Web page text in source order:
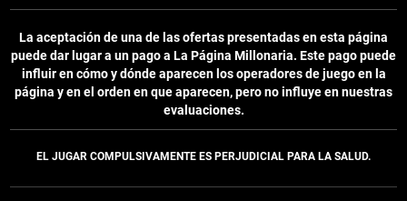
La aceptación de una de las ofertas presentadas en esta página
puede dar lugar a un pago a La Página Millonaria. Este pago puede
influir en cómo y dónde aparecen los operadores de juego en la
página y en el orden en que aparecen, pero no influye en nuestras
evaluaciones.
EL JUGAR COMPULSIVAMENTE ES PERJUDICIAL PARA LA SALUD.